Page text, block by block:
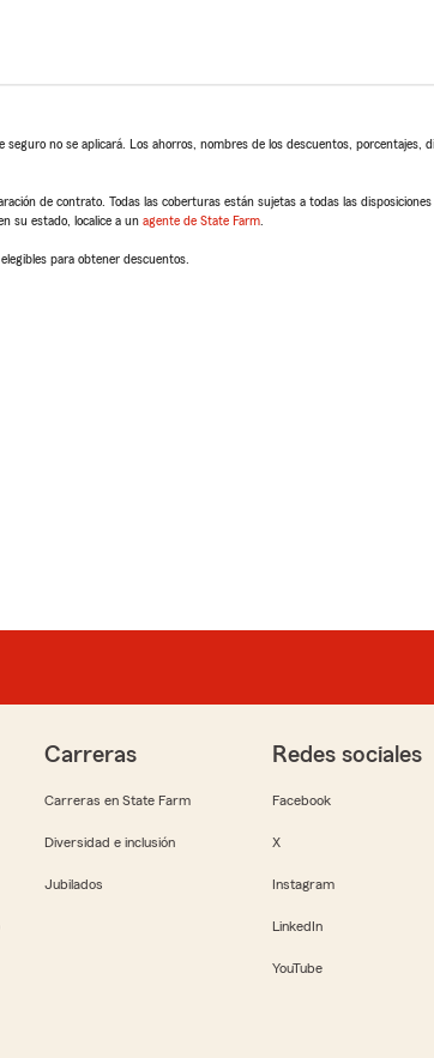
no se aplicará. Los ahorros, nombres de los descuentos, porcentajes,
de contrato. Todas las coberturas están sujetas a todas las disposiciones
su estado, localice a un agente de State Farm
para obtener descuentos.
Carreras
Carreras en State Farm
Diversidad e inclusión
Jubilados
Redes sociales
Facebook
X
Instagram
LinkedIn
YouTube